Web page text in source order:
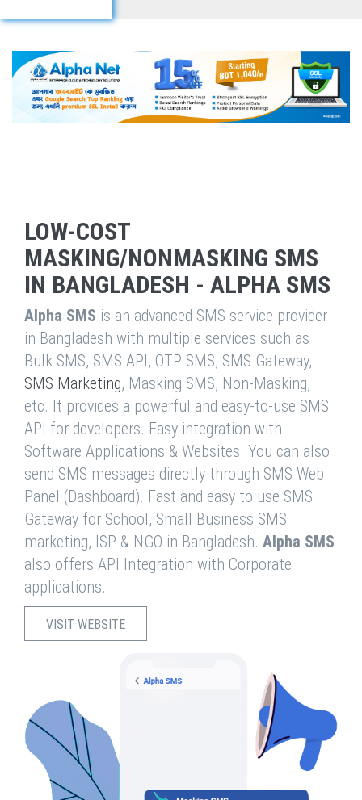
LOW-COST
MASKING/NONMASKING SMS
IN BANGLADESH - ALPHA SMS
Alpha SMS is an advanced SMS service provider
in Bangladesh with multiple services such as
Bulk SMS, SMS API, OTP SMS, SMS Gateway,
SMS Marketing, Masking SMS, Non-Masking,
etc. It provides a powerful and easy-to-use SMS
API for developers. Easy integration with
Software Applications & Websites. You can also
send SMS messages directly through SMS Web
Panel (Dashboard). Fast and easy to use SMS
Gateway for School, Small Business SMS
marketing, ISP & NGO in Bangladesh. Alpha SMS
also offers API Integration with Corporate
applications.
VISIT WEBSITE